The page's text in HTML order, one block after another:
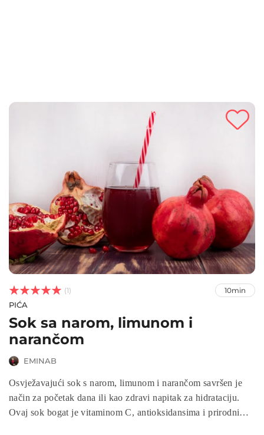


 (1) 10min
PIĆA
Sok sa narom, limunom i
narančom
EMINAB
Osvježavajući sok s narom, limunom i narančom savršen je
način za početak dana ili kao zdravi napitak za hidrataciju.
Ovaj sok bogat je vitaminom C, antioksidansima i prirodnim